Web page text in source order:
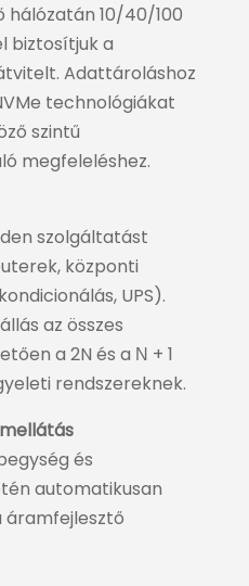
10/40/100
biztosítjuk a
Adattároláshoz
NVMe technológiákat
szintű
megfeleléshez.
szolgáltatást
központi
UPS).
az összes
a 2N és a Ν + 1
rendszereknek.
és
automatikusan
áramfejlesztő